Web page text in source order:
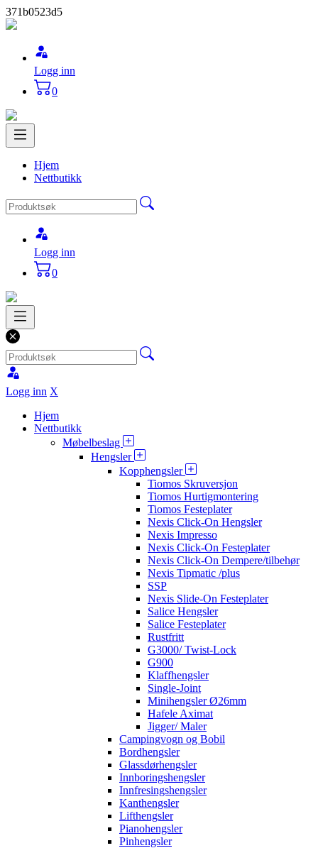
371b0523d5
Logg inn
0
Hjem
Nettbutikk
Logg inn
0
Logg inn X
Hjem
Nettbutikk
Møbelbeslag
Hengsler
Kopphengsler
Tiomos Skruversjon
Tiomos Hurtigmontering
Tiomos Festeplater
Nexis Click-On Hengsler
Nexis Impresso
Nexis Click-On Festeplater
Nexis Click-On Dempere/tilbehør
Nexis Tipmatic /plus
SSP
Nexis Slide-On Festeplater
Salice Hengsler
Salice Festeplater
Rustfritt
G3000/ Twist-Lock
G900
Klaffhengsler
Single-Joint
Minihengsler Ø26mm
Hafele Aximat
Jigger/ Maler
Campingvogn og Bobil
Bordhengsler
Glassdørhengsler
Innboringshengsler
Innfresingshengsler
Kanthengsler
Lifthengsler
Pianohengsler
Pinhengsler